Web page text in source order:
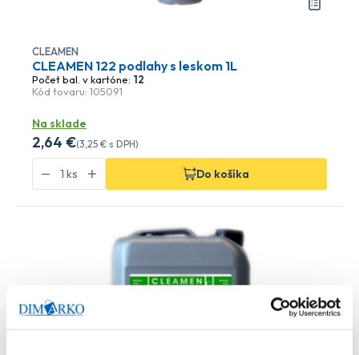
CLEAMEN
CLEAMEN 122 podlahy s leskom 1L
Počet bal. v kartóne: 12
Kód tovaru: 105091
Na sklade
2,64 €(3,25 € s DPH)
Do košíka